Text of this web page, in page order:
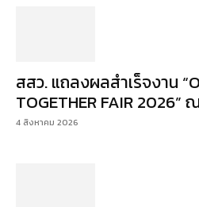
สสว. แถลงผลสำเร็จงาน
TOGETHER FAIR
4 สิงหาคม 2026